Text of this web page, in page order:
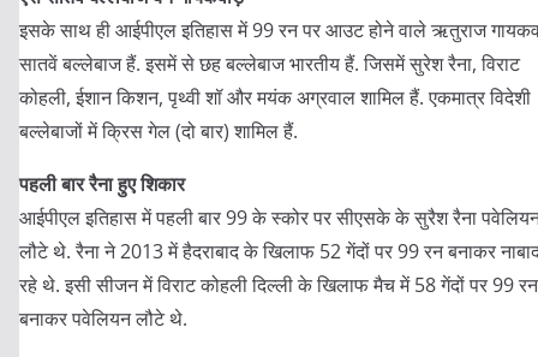
इसके साथ ही आईपीएल इतिहास में 99 रन पर आउट होने वाले ऋतुराज
सातवें बल्लेबाज हैं. इसमें से छह बल्लेबाज भारतीय हैं. जिसमें सुरेश रैना, विराट
कोहली, ईशान किशन, पृथ्वी शॉ और मयंक अग्रवाल शामिल हैं. एकमात्र विदेशी
बल्लेबाजों में क्रिस गेल (दो बार) शामिल हैं.
पहली बार रैना हुए शिकार
आईपीएल इतिहास में पहली बार 99 के स्कोर पर सीएसके के सुरैश रैना
लौटे थे. रैना ने 2013 में हैदराबाद के खिलाफ 52 गेंदों पर 99 रन बनाकर
रहे थे. इसी सीजन में विराट कोहली दिल्ली के खिलाफ मैच में 58 गेंदों पर 99 रन
बनाकर पवेलियन लौटे थे.